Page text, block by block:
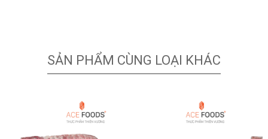
SẢN PHẨM CÙNG LOẠI KHÁC